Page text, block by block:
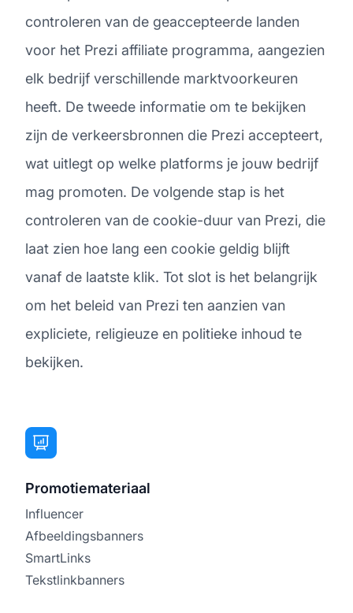
controleren van de geaccepteerde landen
voor het Prezi affiliate programma, aangezien
elk bedrijf verschillende marktvoorkeuren
heeft. De tweede informatie om te bekijken
zijn de verkeersbronnen die Prezi accepteert,
wat uitlegt op welke platforms je jouw bedrijf
mag promoten. De volgende stap is het
controleren van de cookie-duur van Prezi, die
laat zien hoe lang een cookie geldig blijft
vanaf de laatste klik. Tot slot is het belangrijk
om het beleid van Prezi ten aanzien van
expliciete, religieuze en politieke inhoud te
bekijken.
Promotiemateriaal
Influencer
Afbeeldingsbanners
SmartLinks
Tekstlinkbanners